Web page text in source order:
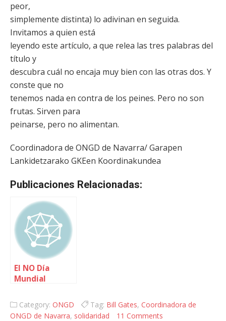
peor,
simplemente distinta) lo adivinan en seguida.
Invitamos a quien está
leyendo este artículo, a que relea las tres palabras del
título y
descubra cuál no encaja muy bien con las otras dos. Y
conste que no
tenemos nada en contra de los peines. Pero no son
frutas. Sirven para
peinarse, pero no alimentan.
Coordinadora de ONGD de Navarra/ Garapen
Lankidetzarako GKEen Koordinakundea
Publicaciones Relacionadas:
El NO Día
Mundial
Cáncer
Category: ONGD Tag: Bill Gates, Coordinadora de
ONGD de Navarra, solidaridad 11 Comments